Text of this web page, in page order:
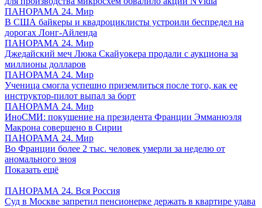
ПАНОРАМА 24. Мир
В США байкеры и квадроциклисты устроили беспредел на
дорогах Лонг-Айленда
ПАНОРАМА 24. Мир
Джедайский меч Люка Скайуокера продали с аукциона за
миллионы долларов
ПАНОРАМА 24. Мир
Ученица смогла успешно приземлиться после того, как ее
инструктор-пилот выпал за борт
ПАНОРАМА 24. Мир
ИноСМИ: покушение на президента Франции Эмманюэля
Макрона совершено в Сирии
ПАНОРАМА 24. Мир
Во Франции более 2 тыс. человек умерли за неделю от
аномального зноя
Показать ещё
ПАНОРАМА 24. Вся Россия
Суд в Москве запретил пенсионерке держать в квартире удава